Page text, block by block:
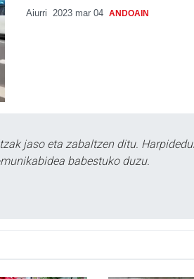
Aiurri 2023 mar 04 ANDOAIN
jaso eta zabaltzen ditu.
babestuko duzu.